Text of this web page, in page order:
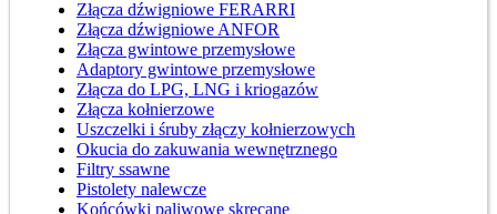
Złącza dźwigniowe FERARRI
Złącza dźwigniowe ANFOR
Złącza gwintowe przemysłowe
Adaptory gwintowe przemysłowe
Złącza do LPG, LNG i kriogazów
Złącza kołnierzowe
Uszczelki i śruby złączy kołnierzowych
Okucia do zakuwania wewnętrznego
Filtry ssawne
Pistolety nalewcze
Końcówki paliwowe skręcane